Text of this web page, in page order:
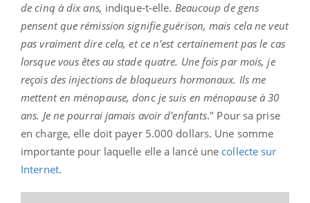
de cinq à dix ans, indique-t-elle. Beaucoup de gens
pensent que rémission signifie guérison, mais cela ne veut
pas vraiment dire cela, et ce n'est certainement pas le cas
lorsque vous êtes au stade quatre. Une fois par mois, je
reçois des injections de bloqueurs hormonaux. Ils me
mettent en ménopause, donc je suis en ménopause à 30
ans. Je ne pourrai jamais avoir d'enfants." Pour sa prise
en charge, elle doit payer 5.000 dollars. Une somme
importante pour laquelle elle a lancé une collecte sur
Internet.